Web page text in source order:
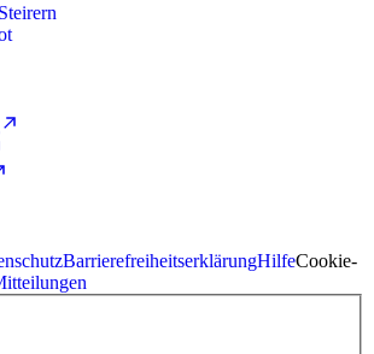
BarrierefreiheitserklärungHilfeCookie-